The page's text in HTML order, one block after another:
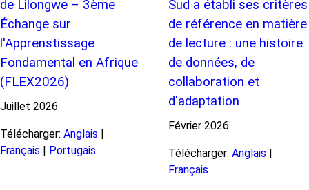
de Lilongwe – 3ème
Échange sur
l'Apprenstissage
Fondamental en Afrique
(FLEX2026)
Juillet 2026
Télécharger: Anglais |
Français | Portugais
Sud a établi ses critères
de référence en matière
de lecture : une histoire
de données, de
collaboration et
d'adaptation
Février 2026
Télécharger: Anglais |
Français